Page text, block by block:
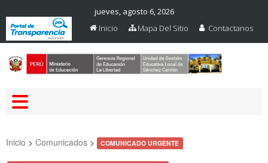
jueves, agosto 6, 2026
Inicio
Mapa Del Sitio Contactanos
Inicio > Comunicados > COMUNICADO URGENTE